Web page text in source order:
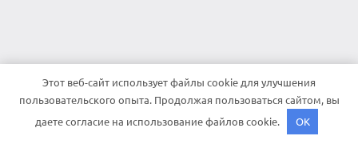
Этот веб-сайт использует файлы cookie для улучшения
пользовательского опыта. Продолжая пользоваться сайтом, вы
даете согласие на использование файлов cookie.
OK